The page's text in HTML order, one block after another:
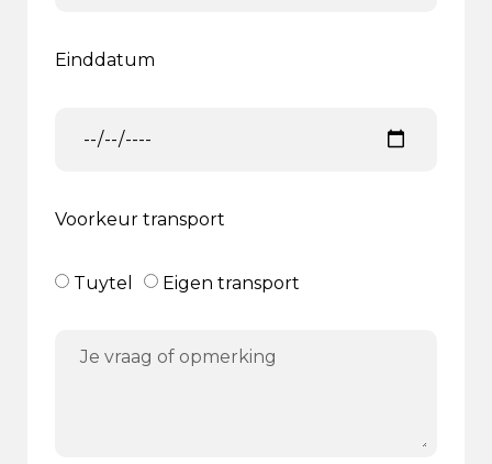
Einddatum
Voorkeur transport
Tuytel Eigen transport